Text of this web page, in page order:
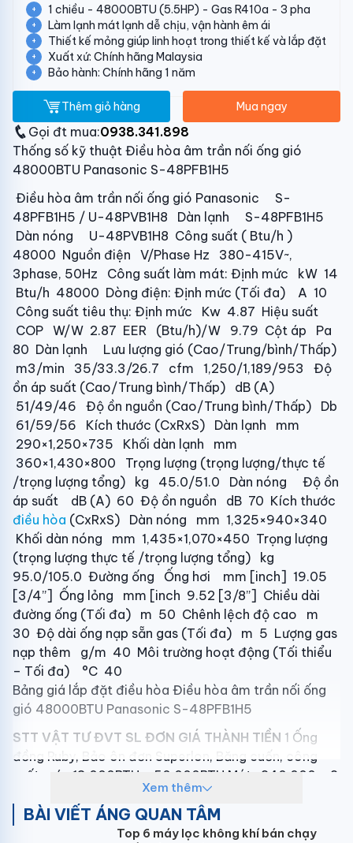
1 chiều - 48000BTU (5.5HP) - Gas R410a - 3 pha
Làm lạnh mát lạnh dễ chịu, vận hành êm ái
Thiết kế mỏng giúp linh hoạt trong thiết kế và lắp đặt
Xuất xứ: Chính hãng Malaysia
Bảo hành: Chính hãng 1 năm
Thêm giỏ hàng Mua ngay
Gọi đt mua:0938.341.898
Thống số kỹ thuật Điều hòa âm trần nối ống gió
48000BTU Panasonic S-48PFB1H5
Điều hòa âm trần nối ống gió Panasonic S-
48PFB1H5 / U-48PVB1H8 Dàn lạnh S-48PFB1H5
Dàn nóng U-48PVB1H8 Công suất ( Btu/h )
48000 Nguồn điện V/Phase Hz 380-415V~,
3phase, 50Hz Công suất làm mát: Định mức kW 14
Btu/h 48000 Dòng điện: Định mức (Tối đa) A 10
Công suất tiêu thụ: Định mức Kw 4.87 Hiệu suất
COP W/W 2.87 EER (Btu/h)/W 9.79 Cột áp Pa
80 Dàn lạnh Lưu lượng gió (Cao/Trung/bình/Thấp)
m3/min 35/33.3/26.7 cfm 1,250/1,189/953 Độ
ồn áp suất (Cao/Trung bình/Thấp) dB (A)
51/49/46 Độ ồn nguồn (Cao/Trung bình/Thấp) Db
61/59/56 Kích thước (CxRxS) Dàn lạnh mm
290×1,250×735 Khối dàn lạnh mm
360×1,430×800 Trọng lượng (trọng lượng/thực tế
/trọng lượng tổng) kg 45.0/51.0 Dàn nóng Độ ồn
áp suất dB (A) 60 Độ ồn nguồn dB 70 Kích thước
điều hòa (CxRxS) Dàn nóng mm 1,325×940×340
Khối dàn nóng mm 1,435×1,070×450 Trọng lượng
(trọng lượng thực tế /trọng lượng tổng) kg
95.0/105.0 Đường ống Ống hơi mm [inch] 19.05
[3/4”] Ống lỏng mm [inch 9.52 [3/8”] Chiều dài
đường ống (Tối đa) m 50 Chênh lệch độ cao m
30 Độ dài ống nạp sẵn gas (Tối đa) m 5 Lượng gas
nạp thêm g/m 40 Môi trường hoạt động (Tối thiểu
– Tối đa) °C 40
Bảng giá lắp đặt điều hòa Điều hòa âm trần nối ống
gió 48000BTU Panasonic S-48PFB1H5
STT VẬT TƯ ĐVT SL ĐƠN GIÁ THÀNH TIỀN 1 Ống
đồng Ruby, Bảo ôn đơn Superlon, Băng cuốn, công
suất máy 13.000BTU - 50.000BTU Mét 240,000 - 2
Giá đỡ cục nóng Bộ 250,000 - 3 Công lắp máy nối
ống gió Bộ 550,000 - 4 Dây điện 2x1.5 Trần Phú Mét
15,000 - 5 Dây điện 2x2.5 Trần Phú Mét 20,000 - 6
Xem thêm
BÀI VIẾT ÁNG QUAN TÂM
Top 6 máy lọc không khí bán chạy